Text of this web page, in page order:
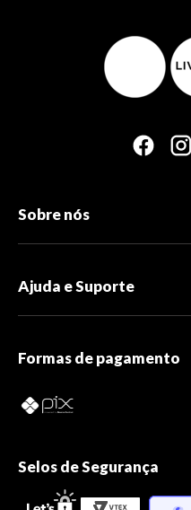
Sobre nós
Ajuda e Suporte
Formas de pagamento
Selos de Segurança